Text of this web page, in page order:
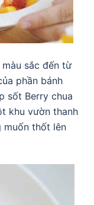
sắc đến từ
phần bánh
sốt Berry chua
khu vườn thanh
muốn thốt lên